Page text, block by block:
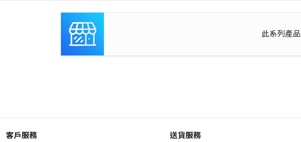
此系列產品
客戶服務 送貨服務